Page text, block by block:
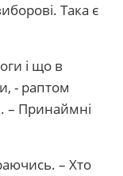
Така є
і що в
- раптом
– Принаймні
– Хто